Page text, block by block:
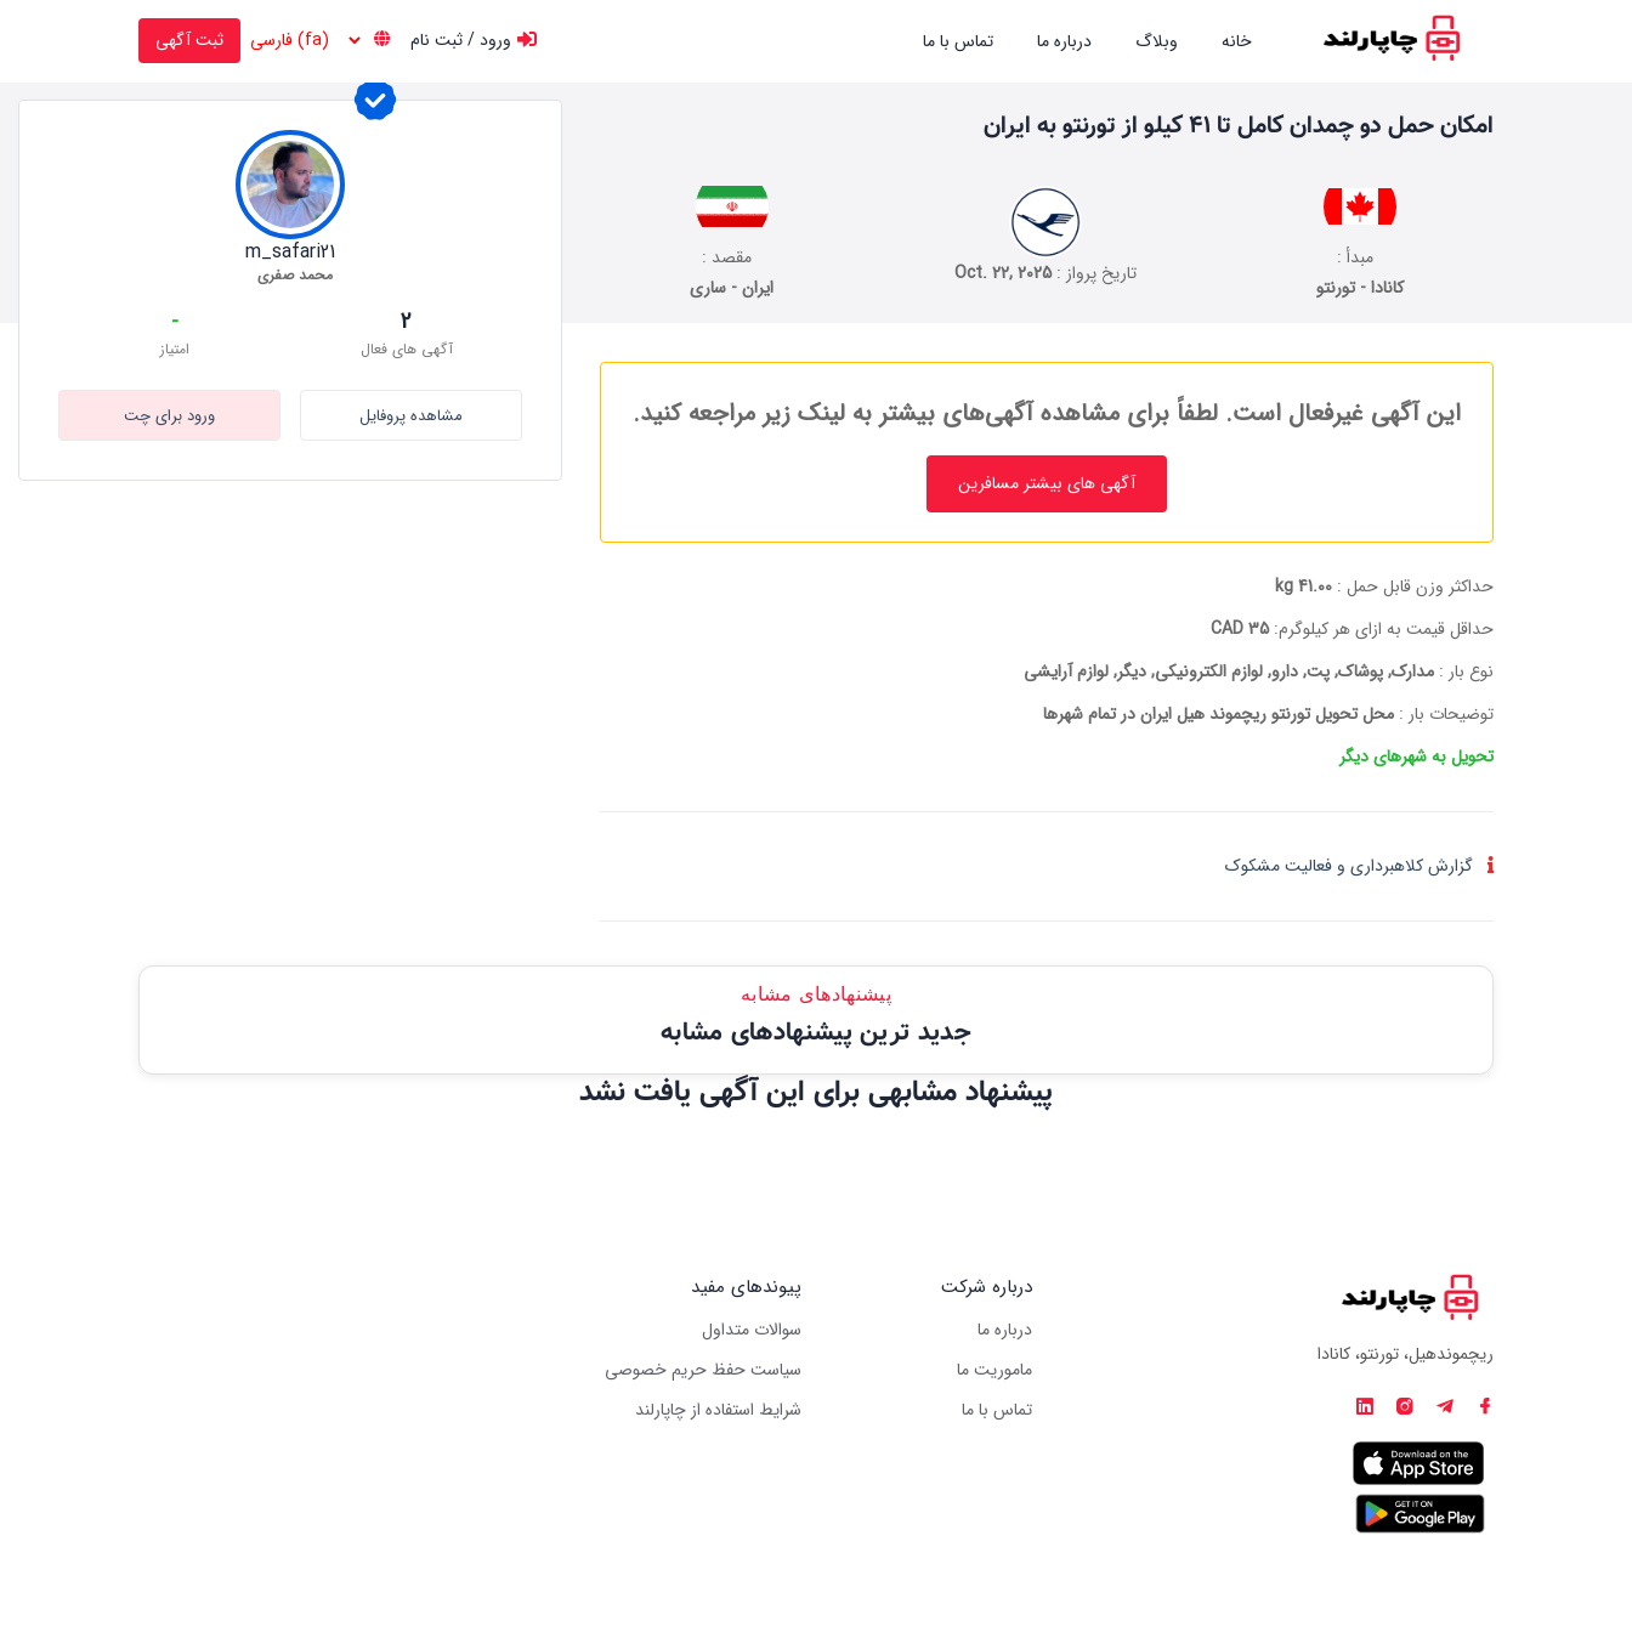
خانه وبلاگ درباره ما تماس با ما ورود / ثبت نام ثبت آگهی
امکان حمل دو چمدان کامل تا 41 کیلو از تورنتو به ایران
مبدأ :
کانادا - تورنتو
تاریخ پرواز :Oct. 22, 2025
مقصد :
ایران - ساری
m_safari21
محمد صفری
2
آگهی های فعال
-
امتیاز
مشاهده پروفایل ورود برای چت این آگهی غیرفعال است. لطفاً برای مشاهده آگهی‌های بیشتر به لینک زیر مراجعه کنید.
آگهی های بیشتر مسافرین
حداکثر وزن قابل حمل : 41.00 kg
حداقل قیمت به ازای هر کیلوگرم:35 CAD
نوع بار : مدارک, پوشاک, پت, دارو, لوازم الکترونیکی, دیگر, لوازم آرایشی
توضیحات بار : محل تحویل تورنتو ریچموند هیل ایران در تمام شهرها
تحویل به شهرهای دیگر
گزارش کلاهبرداری و فعالیت مشکوک
پیشنهادهای مشابه
جدید ترین پیشنهادهای مشابه
پیشنهاد مشابهی برای این آگهی یافت نشد
ریچموندهیل، تورنتو، کانادا
درباره شرکت
درباره ما
ماموریت ما
تماس با ما
پیوندهای مفید
سوالات متداول
سیاست حفظ حریم خصوصی
شرایط استفاده از چاپارلند